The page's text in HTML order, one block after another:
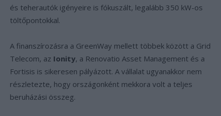
és teherautók igényeire is fókuszált, legalább 350 kW-os
töltőpontokkal.
A finanszírozásra a GreenWay mellett többek között a Grid
Telecom, az Ionity, a Renovatio Asset Management és a
Fortisis is sikeresen pályázott. A vállalat ugyanakkor nem
részletezte, hogy országonként mekkora volt a teljes
beruházási összeg.